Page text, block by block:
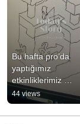
Bu hafta pro’da
yaptığımız
etkinliklerimiz
#kodlama
#webtasarım
#pictoblox #app
44 views